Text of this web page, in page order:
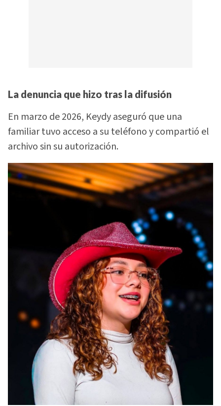
La denuncia que hizo tras la difusión
En marzo de 2026, Keydy aseguró que una
familiar tuvo acceso a su teléfono y compartió el
archivo sin su autorización.